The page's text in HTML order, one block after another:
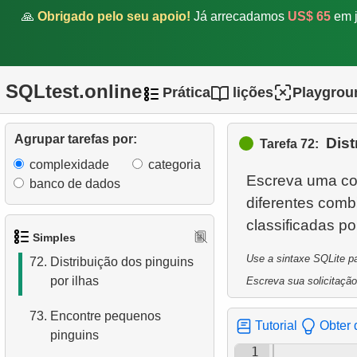
🙏 Obrigado pelo seu apoio! Já arrecadamos US$ 65 em
SQLtest.online Prática lições
Agrupar tarefas por:
complexidade
categoria
banco de dados
Simples
67.O que é uma subconsulta?
68.Lista de produtos
Lista de produtos filtrados
70.Organize os pinguins
72. Distribuição dos pinguins
por ilhas
73. Encontre pequenos
pinguins
Tarefa 72:
Escreva uma
diferentes
Use a sintaxe SQLite
Escreva sua
Tutorial Obter
1